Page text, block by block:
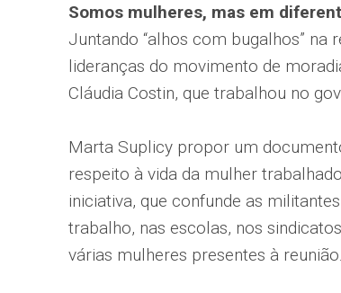
Somos mulheres, mas em
Juntando “alhos com bugalhos” na
lideranças do movimento de
Cláudia Costin, que trabalhou no
Marta Suplicy propor um
respeito à vida da mulher
iniciativa, que confunde as
trabalho, nas escolas, nos
várias mulheres presentes à reunião.